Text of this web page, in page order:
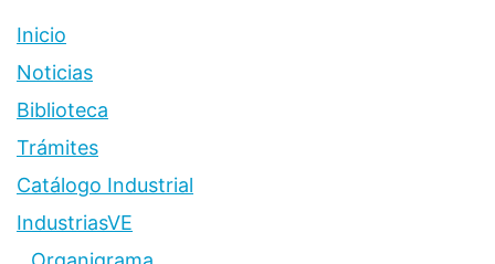
Inicio
Noticias
Biblioteca
Trámites
Catálogo Industrial
IndustriasVE